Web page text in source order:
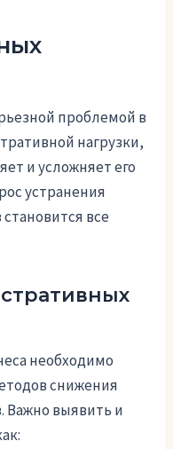
проблемой в
нагрузки,
и усложняет его
устранения
все
необходимо
снижения
Важно выявить и